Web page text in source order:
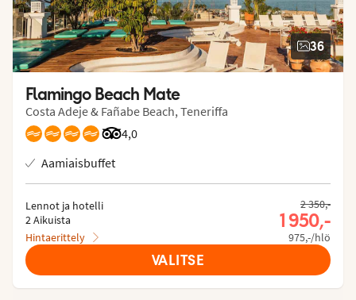
36
Flamingo Beach Mate
Costa Adeje & Fañabe Beach, Teneriffa
4,0
Arvostelut Tripadvisorista: 4 of 5
Aamiaisbuffet
Lennot ja hotelli
2 Aikuista
Hintaerittely
2 350,-
1 950,-
975,-/hlö
VALITSE